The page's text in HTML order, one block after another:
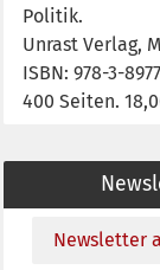
Politik.
Unrast Verlag,
ISBN: 978-3-
400 Seiten.
Newsletter